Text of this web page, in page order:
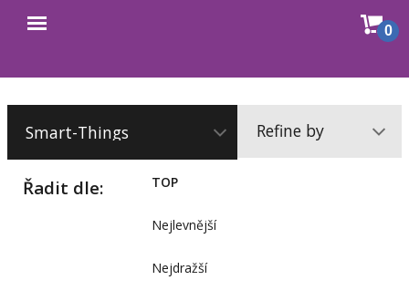
menu
0
Refine by
Řadit dle: TOP
Nejlevnější
Nejdražší